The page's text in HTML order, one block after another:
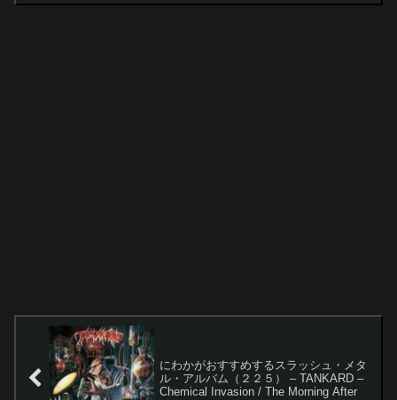
にわかがおすすめするスラッシュ・メタ
ル・アルバム（２２５） – TANKARD –
Chemical Invasion / The Morning After